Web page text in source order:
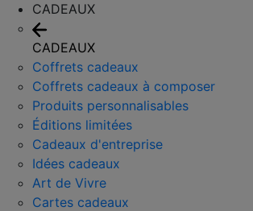
CADEAUX
CADEAUX
Coffrets cadeaux
Coffrets cadeaux à composer
Produits personnalisables
Éditions limitées
Cadeaux d'entreprise
Idées cadeaux
Art de Vivre
Cartes cadeaux